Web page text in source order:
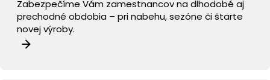
Zabezpečíme Vám zamestnancov na dlhodobé aj
prechodné obdobia – pri nabehu, sezóne či štarte
novej výroby.